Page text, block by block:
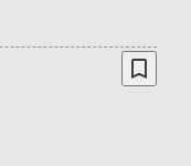
bookmark_border